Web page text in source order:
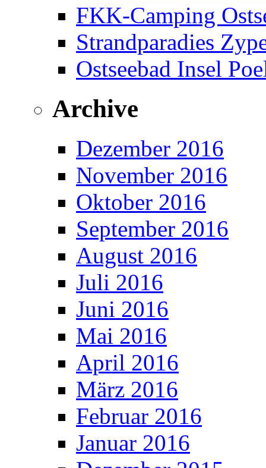
FKK-Camping
Strandparadies
Ostseebad Insel
Archive
Dezember 2016
November 2016
Oktober 2016
September 2016
August 2016
Juli 2016
Juni 2016
Mai 2016
April 2016
März 2016
Februar 2016
Januar 2016